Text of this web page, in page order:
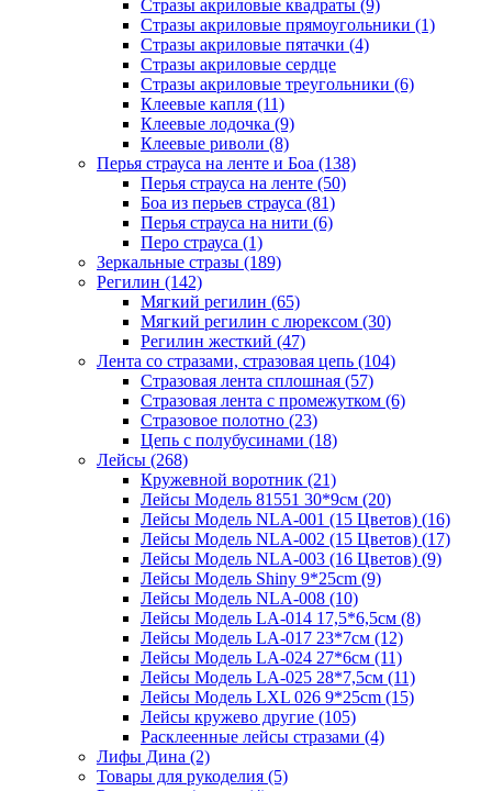
Стразы акриловые квадраты (9)
Стразы акриловые прямоугольники (1)
Стразы акриловые пятачки (4)
Стразы акриловые сердце
Стразы акриловые треугольники (6)
Клеевые капля (11)
Клеевые лодочка (9)
Клеевые риволи (8)
Перья страуса на ленте и Боа (138)
Перья страуса на ленте (50)
Боа из перьев страуса (81)
Перья страуса на нити (6)
Перо страуса (1)
Зеркальные стразы (189)
Регилин (142)
Мягкий регилин (65)
Мягкий регилин с люрексом (30)
Регилин жесткий (47)
Лента со стразами, стразовая цепь (104)
Стразовая лента сплошная (57)
Стразовая лента с промежутком (6)
Стразовое полотно (23)
Цепь с полубусинами (18)
Лейсы (268)
Кружевной воротник (21)
Лейсы Модель 81551 30*9см (20)
Лейсы Модель NLA-001 (15 Цветов) (16)
Лейсы Модель NLA-002 (15 Цветов) (17)
Лейсы Модель NLA-003 (16 Цветов) (9)
Лейсы Модель Shiny 9*25cm (9)
Лейсы Модель NLA-008 (10)
Лейсы Модель LA-014 17,5*6,5см (8)
Лейсы Модель LA-017 23*7см (12)
Лейсы Модель LA-024 27*6см (11)
Лейсы Модель LA-025 28*7,5см (11)
Лейсы Модель LXL 026 9*25cm (15)
Лейсы кружево другие (105)
Расклеенные лейсы стразами (4)
Лифы Дина (2)
Товары для рукоделия (5)